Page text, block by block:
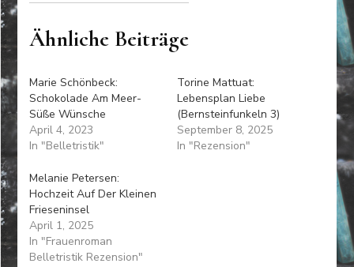
Ähnliche Beiträge
Marie Schönbeck:
Schokolade Am Meer-
Süße Wünsche
April 4, 2023
In "Belletristik"
Torine Mattuat:
Lebensplan Liebe
(Bernsteinfunkeln 3)
September 8, 2025
In "Rezension"
Melanie Petersen:
Hochzeit Auf Der Kleinen
Frieseninsel
April 1, 2025
In "Frauenroman
Belletristik Rezension"